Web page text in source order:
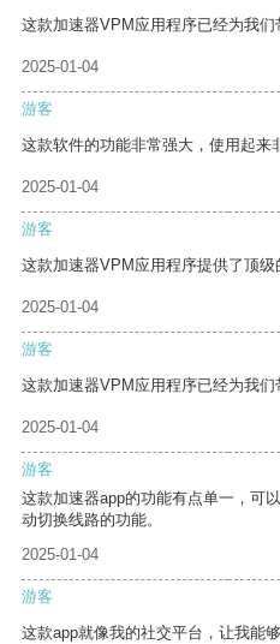
这款加速器VPM应用程序已经为我们
2025-01-04
游客
这款软件的功能非常强大，使用起来
2025-01-04
游客
这款加速器VPM应用程序提供了顶级
2025-01-04
游客
这款加速器VPM应用程序已经为我们
2025-01-04
游客
这款加速器app的功能有点单一，可
动切换线路的功能。
2025-01-04
游客
这款app就像我的社交平台，让我能